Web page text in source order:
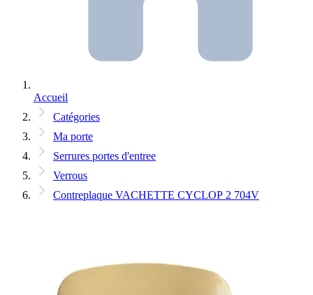
Accueil
Catégories
Ma porte
Serrures portes d'entree
Verrous
Contreplaque VACHETTE CYCLOP 2 704V